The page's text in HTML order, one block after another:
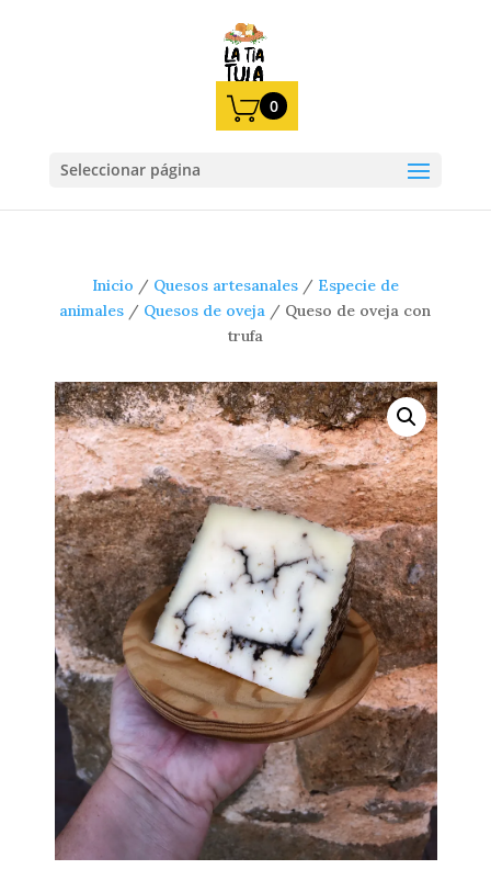
0
Seleccionar página
Inicio / Quesos artesanales/ Especie de
animales / Quesos de oveja / Queso de oveja con
trufa